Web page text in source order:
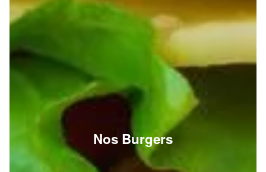
Nos Burgers